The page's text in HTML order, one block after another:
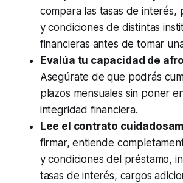
compara las tasas de interés,
y condiciones de distintas
financieras antes de tomar
Evalúa tu capacidad de
Asegúrate de que podrás
plazos mensuales sin poner
integridad financiera.
Lee el contrato
firmar, entiende
y condiciones del préstamo,
tasas de interés, cargos